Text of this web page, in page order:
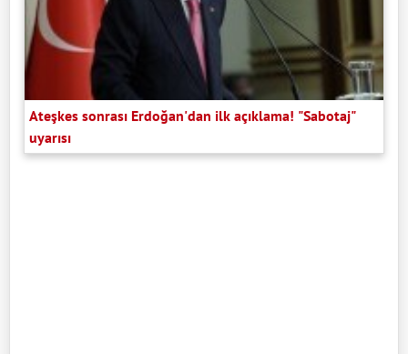
Ateşkes sonrası Erdoğan'dan ilk açıklama! "Sabotaj"
uyarısı